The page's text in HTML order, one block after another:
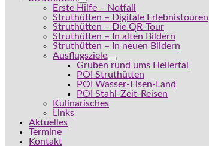
Erste Hilfe – Notfall
Struthütten – Digitale Erlebnistouren
Struthütten – Die QR-Tour
Struthütten – In alten Bildern
Struthütten – In neuen Bildern
Ausflugsziele
Gruben rund ums Hellertal
POI Struthütten
POI Wasser-Eisen-Land
POI Stahl-Zeit-Reisen
Kulinarisches
Links
Aktuelles
Termine
Kontakt